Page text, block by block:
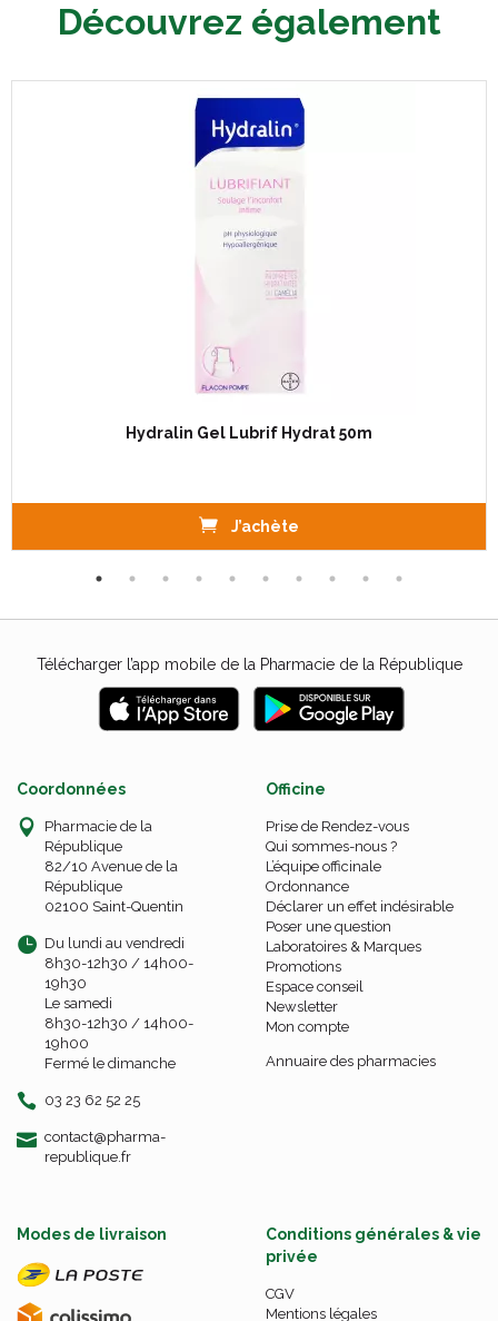
Découvrez également
Hydralin Gel Lubrif Hydrat 50m
J’achète
Télécharger l’app mobile de la Pharmacie de la République
Coordonnées
Pharmacie de la
République
82/10 Avenue de la
République
02100 Saint-Quentin
Du lundi au vendredi
8h30-12h30 / 14h00-
19h30
Le samedi
8h30-12h30 / 14h00-
19h00
Fermé le dimanche
03 23 62 52 25
contact-
@-
pharma-
republique.fr
Officine
Prise de Rendez-vous
Qui sommes-nous ?
L’équipe officinale
Ordonnance
Déclarer un effet indésirable
Poser une question
Laboratoires & Marques
Promotions
Espace conseil
Newsletter
Mon compte
Annuaire des pharmacies
Modes de livraison
Conditions générales & vie
privée
CGV
Mentions légales